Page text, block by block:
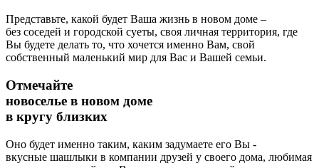
Представьте, какой будет Ваша жизнь в новом доме –
без соседей и городской суеты, своя личная территория, где
Вы будете делать то, что хочется именно Вам, свой
собственный маленький мир для Вас и Вашей семьи.
Отмечайте
новоселье в новом доме
в кругу близких
Оно будет именно таким, каким задумаете его Вы -
вкусные шашлыки в компании друзей у своего дома, любимая